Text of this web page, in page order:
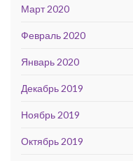
Март 2020
Февраль 2020
Январь 2020
Декабрь 2019
Ноябрь 2019
Октябрь 2019